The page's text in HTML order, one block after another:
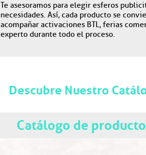
Te asesoramos para elegir esferos
necesidades. Así, cada producto se
acompañar activaciones BTL, ferias
experto durante todo el proceso.
Descubre Nuestro
Catálogo de